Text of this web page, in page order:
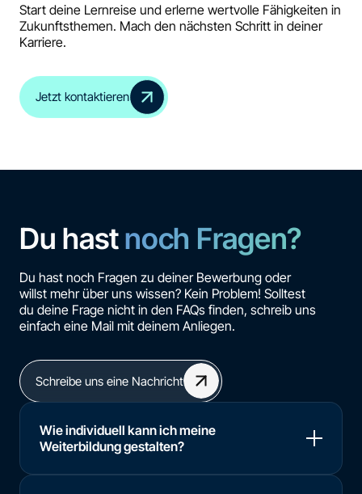
Start deine Lernreise und erlerne wertvolle Fähigkeiten in
Zukunftsthemen. Mach den nächsten Schritt in deiner
Karriere.
Jetzt kontaktieren
Du hastnoch Fragen?
Du hast noch Fragen zu deiner Bewerbung oder
willst mehr über uns wissen? Kein Problem! Solltest
du deine Frage nicht in den FAQs finden, schreib uns
einfach eine Mail mit deinem Anliegen.
Schreibe uns eine Nachricht
Wie individuell kann ich meine
Weiterbildung gestalten?